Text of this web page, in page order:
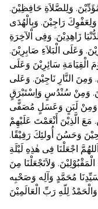
مُؤَدِّيْنَ. وَلِلصَّلاَةِ حَافِظِيْنَ.
رَاجِيْنَ. وَبِالْهُدَى
زَاهِدِيْنَ. وَفِى اْلآخِرَةِ
وَعَلَى الْبَلاَءِ صَابِرِيْنَ.
الْقِيَامَةِ سَائِرِيْنَ وَعَلَى
وَمِنَ النَّارِ نَاجِيْنَ. وَعَلى
وَمِنْ سُنْدُسٍ وَاِسْتَبْرَقٍ
وَمِنْ لَبَنٍ وَعَسَلٍ مُصَفًّى
الَّذِيْنَ أَنْعَمْتَ عَلَيْهِمْ
وَحَسُنَ أُولئِكَ رَفِيْقًا.
اجْعَلْنَا فِى هٰذِهِ لَيْلَةِ
وَلاَتَجْعَلْنَا مِنَ
مُحَمَّدٍ وَآلِه وَصَحْبِه
لِلّهِ رَبِّ الْعَالَمِيْنَ